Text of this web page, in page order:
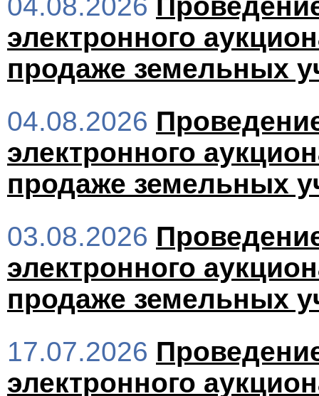
электронного
продаже земельных
04.08.2026
электронного
продаже земельных
03.08.2026
электронного
продаже земельных
17.07.2026
электронного